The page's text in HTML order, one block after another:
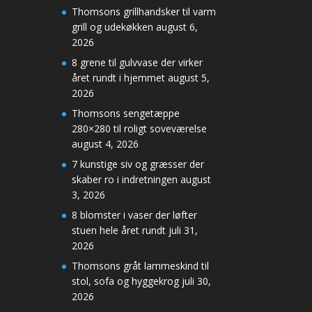
Thomsons grillhandsker til varm
grill og udekøkken august 6,
2026
8 grene til gulvvase der virker
året rundt i hjemmet august 5,
2026
Thomsons sengetæppe
280×280 til roligt soveværelse
august 4, 2026
7 kunstige siv og græsser der
skaber ro i indretningen august
3, 2026
8 blomster i vaser der løfter
stuen hele året rundt juli 31,
2026
Thomsons gråt lammeskind til
stol, sofa og hyggekrog juli 30,
2026